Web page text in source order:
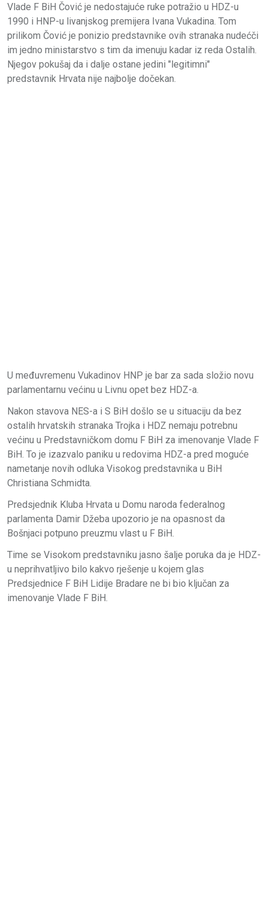
Vlade F BiH Čović je nedostajuće ruke potražio u HDZ-u
1990 i HNP-u livanjskog premijera Ivana Vukadina. Tom
prilikom Čović je ponizio predstavnike ovih stranaka nudećči
im jedno ministarstvo s tim da imenuju kadar iz reda Ostalih.
Njegov pokušaj da i dalje ostane jedini "legitimni"
predstavnik Hrvata nije najbolje dočekan.
U međuvremenu Vukadinov HNP je bar za sada složio novu
parlamentarnu većinu u Livnu opet bez HDZ-a.
Nakon stavova NES-a i S BiH došlo se u situaciju da bez
ostalih hrvatskih stranaka Trojka i HDZ nemaju potrebnu
većinu u Predstavničkom domu F BiH za imenovanje Vlade F
BiH. To je izazvalo paniku u redovima HDZ-a pred moguće
nametanje novih odluka Visokog predstavnika u BiH
Christiana Schmidta.
Predsjednik Kluba Hrvata u Domu naroda federalnog
parlamenta Damir Džeba upozorio je na opasnost da
Bošnjaci potpuno preuzmu vlast u F BiH.
Time se Visokom predstavniku jasno šalje poruka da je HDZ-
u neprihvatljivo bilo kakvo rješenje u kojem glas
Predsjednice F BiH Lidije Bradare ne bi bio ključan za
imenovanje Vlade F BiH.